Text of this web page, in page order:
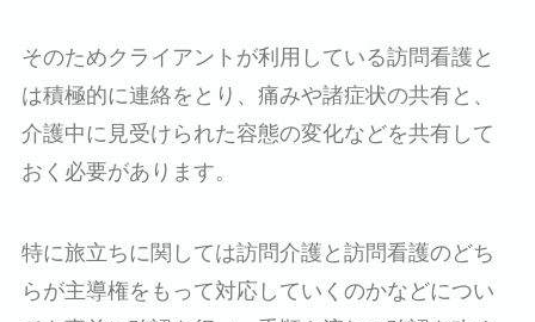
そのためクライアントが利用している訪問看護と
は積極的に連絡をとり、痛みや諸症状の共有と、
介護中に見受けられた容態の変化などを共有して
おく必要があります。
特に旅立ちに関しては訪問介護と訪問看護のどち
らが主導権をもって対応していくのかなどについ